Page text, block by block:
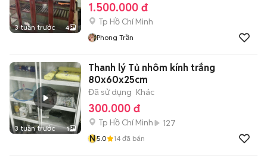
3 tuần trước 4
1.500.000 đ
Tp Hồ Chí Minh
Phong Trần
3 tuần trước 1
Thanh lý Tủ nhôm kính trắng
80x60x25cm
Đã sử dụng Khác
300.000 đ
Tp Hồ Chí Minh
127
N5.0 14 đã bán